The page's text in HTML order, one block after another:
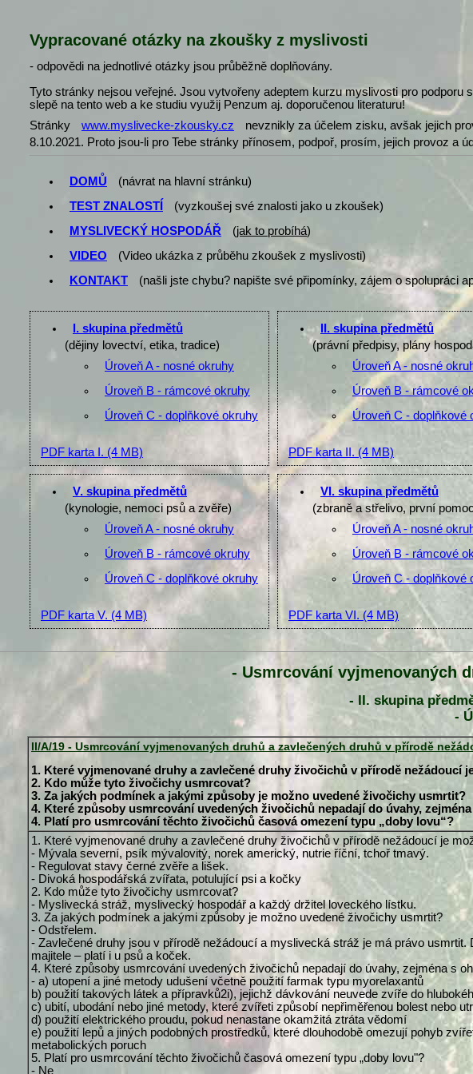
Vypracované otázky na zkoušky z myslivosti
- odpovědi na jednotlivé otázky jsou průběžně doplňovány.
Tyto stránky nejsou veřejné. Jsou vytvořeny adeptem kurzu myslivosti pro
slepě na tento web a ke studiu využij Penzum aj. doporučenou literaturu!
Stránky
www.myslivecke-zkousky.cz
nevznikly za účelem zisku, avšak jejich
8.10.2021. Proto jsou-li pro Tebe stránky přínosem, podpoř, prosím, jejich provoz a
DOMŮ
(návrat na hlavní stránku)
TEST ZNALOSTÍ
(vyzkoušej své znalosti jako u zkoušek)
MYSLIVECKÝ HOSPODÁŘ
(jak to probíhá)
VIDEO
(Video ukázka z průběhu zkoušek z myslivosti)
KONTAKT
(našli jste chybu? napište své připomínky, zájem o spolupráci
I. skupina předmětů
(dějiny lovectví, etika, tradice)
Úroveň A - nosné okruhy
Úroveň B - rámcové okruhy
Úroveň C - doplňkové okruhy
PDF karta I. (4 MB)
II. skupina předmětů
(právní předpisy, plány
Úroveň A - nosné
Úroveň B - rámcové
Úroveň C - doplňkové
PDF karta II. (4 MB)
V. skupina předmětů
(kynologie, nemoci psů a zvěře)
Úroveň A - nosné okruhy
Úroveň B - rámcové okruhy
Úroveň C - doplňkové okruhy
PDF karta V. (4 MB)
VI. skupina předmětů
(zbraně a střelivo, první
Úroveň A - nosné
Úroveň B - rámcové
Úroveň C - doplňkové
PDF karta VI. (4 MB)
- Usmrcování vyjmenovaných
- II. skupina
-
II/A/19 - Usmrcování vyjmenovaných druhů a zavlečených druhů v přírodě
1. Které vyjmenované druhy a zavlečené druhy živočichů v přírodě nežádoucí
2. Kdo může tyto živočichy usmrcovat?
3. Za jakých podmínek a jakými způsoby je možno uvedené živočichy usmrtit?
4. Které způsoby usmrcování uvedených živočichů nepadají do úvahy,
4. Platí pro usmrcování těchto živočichů časová omezení typu „doby lovu“?
1. Které vyjmenované druhy a zavlečené druhy živočichů v přírodě nežádoucí je
- Mývala severní, psík mývalovitý, norek americký, nutrie říční, tchoř tmavý.
- Regulovat stavy černé zvěře a lišek.
- Divoká hospodářská zvířata, potulující psi a kočky
2. Kdo může tyto živočichy usmrcovat?
- Myslivecká stráž, myslivecký hospodář a každý držitel loveckého lístku.
3. Za jakých podmínek a jakými způsoby je možno uvedené živočichy usmrtit?
- Odstřelem.
- Zavlečené druhy jsou v přírodě nežádoucí a myslivecká stráž je má právo
majitele – platí i u psů a koček.
4. Které způsoby usmrcování uvedených živočichů nepadají do úvahy, zejména s
- a) utopení a jiné metody udušení včetně použití farmak typu myorelaxantů
b) použití takových látek a přípravků2i), jejichž dávkování neuvede zvíře do
c) ubití, ubodání nebo jiné metody, které zvířeti způsobí nepřiměřenou bolest nebo
d) použití elektrického proudu, pokud nenastane okamžitá ztráta vědomí
e) použití lepů a jiných podobných prostředků, které dlouhodobě omezují pohyb
metabolických poruch
5. Platí pro usmrcování těchto živočichů časová omezení typu „doby lovu"?
- Ne